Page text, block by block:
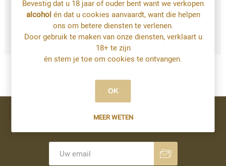
voor u klaar
Bestellingen op zondag en maandag kan u
vanaf dinsdag afhalen
Nieuwsbrief
Bevestig dat u 18 jaar of ouder bent want we verkopen
alcoholén dat u cookies aanvaardt, want die helpen
ons om betere diensten te verlenen.
Door gebruik te maken van onze diensten, verklaart u
18+ te zijn
én stem je toe om cookies te ontvangen.
OK
MEER WETEN